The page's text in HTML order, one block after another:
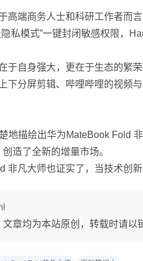
端商务人士和科研工作者而言
私模式”一键封闭敏感权限，
自身强大，更在于生态的繁荣
下分屏剪辑、哔哩哔哩的视
描绘出华为MateBook Fold 非
造了全新的增量市场。
凡大师也证实了，当技术创新
章均为本站原创，转载时请以